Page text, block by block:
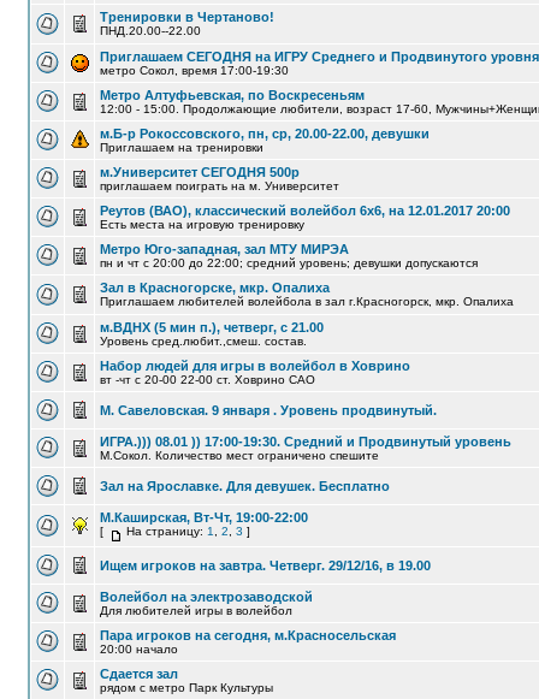
Тренировки в Чертаново!
ПНД.20.00--22.00
Приглашаем СЕГОДНЯ на ИГРУ Среднего и Продвинутого уровня
метро Сокол, время 17:00-19:30
Метро Алтуфьевская, по Воскресеньям
12:00 - 15:00. Продолжающие любители, возраст 17-60,
м.Б-р Рокоссовского, пн, ср, 20.00-22.00, девушки
Приглашаем на тренировки
м.Университет СЕГОДНЯ 500р
приглашаем поиграть на м. Университет
Реутов (ВАО), классический волейбол 6х6, на 12.01.2017 20:00
Есть места на игровую тренировку
Метро Юго-западная, зал МТУ МИРЭА
пн и чт с 20:00 до 22:00; средний уровень; девушки допускаются
Зал в Красногорске, мкр. Опалиха
Приглашаем любителей волейбола в зал г.Красногорск, мкр. Опалиха
м.ВДНХ (5 мин п.), четверг, с 21.00
Уровень сред.любит.,смеш. состав.
Набор людей для игры в волейбол в Ховрино
вт -чт с 20-00 22-00 ст. Ховрино САО
М. Савеловская. 9 января . Уровень продвинутый.
ИГРА.))) 08.01 )) 17:00-19:30. Средний и Продвинутый уровень
М.Сокол. Количество мест ограничено спешите
Зал на Ярославке. Для девушек. Бесплатно
М.Каширская, Вт-Чт, 19:00-22:00
[ На страницу: 1 2 3 ]
Ищем игроков на завтра. Четверг. 29/12/16, в 19.00
Волейбол на электрозаводской
Для любителей игры в волейбол
Пара игроков на сегодня, м.Красносельская
20:00 начало
Сдается зал
рядом с метро Парк Культуры